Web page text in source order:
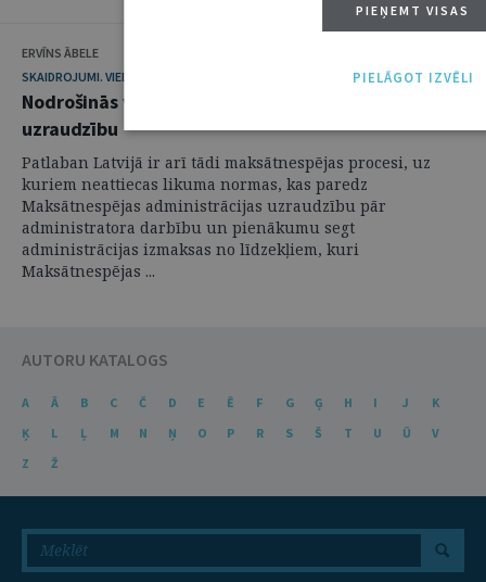
ERVĪNS ĀBELE
SKAIDROJUMI. VIEDOKĻI
Nodrošinās visu maksātnespējas procesu
uzraudzību
Patlaban Latvijā ir arī tādi maksātnespējas procesi, uz
kuriem neattiecas likuma normas, kas paredz
Maksātnespējas administrācijas uzraudzību pār
administratora darbību un pienākumu segt
administrācijas izmaksas no līdzekļiem, kuri
Maksātnespējas ...
AUTORU KATALOGS
A Ā B C Č D E Ē F G Ģ H I J
K
Ķ
L Ļ M N Ņ O P R S Š T U Ū
V
Z
Ž
PIEŅEMT VISAS
PIELĀGOT IZVĒLI